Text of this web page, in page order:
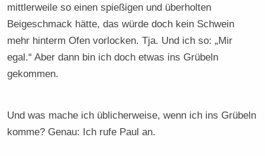
mittlerweile so einen spießigen und überholten
Beigeschmack hätte, das würde doch kein Schwein
mehr hinterm Ofen vorlocken. Tja. Und ich so: „Mir
egal.“ Aber dann bin ich doch etwas ins Grübeln
gekommen.
Und was mache ich üblicherweise, wenn ich ins Grübeln
komme? Genau: Ich rufe Paul an.